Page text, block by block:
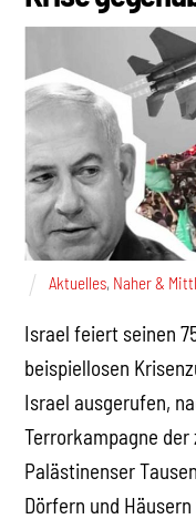
Aktuelles, Naher &
Israel feiert seinen
beispiellosen
Israel ausgerufen,
Terrorkampagne
Palästinenser
Dörfern und